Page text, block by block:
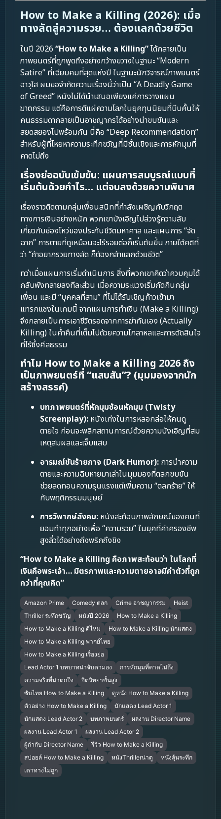
How to Make a Killing (2026): เมื่อ
ทางลัดสู่ความรวย… ต้องแลกด้วยชีวิต
ในปี 2026 “How to Make a Killing”ได้กลายเป็น
ภาพยนตร์ที่ถูกพูดถึงอย่างกว้างขวางในฐานะ “Modern
Satire” ที่เฉียบคมที่สุดแห่งปี ในฐานะนักวิจารณ์ภาพยนตร์
อาวุโส ผมขอจำกัดความเรื่องนี้ว่าเป็น “A Deadly Game
of Greed” หนังไม่ได้นำเสนอเพียงแค่การวางแผน
ฆาตกรรม แต่คือการตีแผ่ความโลภในยุคทุนนิยมที่บีบคั้นให้
คนธรรมดากลายเป็นอาชญากรได้อย่างน่าขบขันและ
สยดสยองไปพร้อมกัน นี่คือ “Deep Recommendation”
สำหรับผู้ที่โหยหาความระทึกขวัญที่มีชั้นเชิงและการหักมุมที่
คาดไม่ถึง
เรื่องย่อฉบับเข้มข้น: แผนการสมบูรณ์แบบที่
เริ่มต้นด้วยกำไร… แต่จบลงด้วยความพินาศ
เรื่องราวติดตามกลุ่มเพื่อนสนิทที่กำลังเผชิญกับวิกฤต
ทางการเงินอย่างหนัก พวกเขาบังเอิญไปล่วงรู้ความลับ
เกี่ยวกับช่องโหว่ของประกันชีวิตมหาศาล และแผนการ “จัด
ฉาก” การตายที่ดูเหมือนจะไร้รอยต่อก็เริ่มต้นขึ้น ภายใต้คติที่
ว่า “ถ้าอยากรวยทางลัด ก็ต้องกล้าแลกด้วยชีวิต”
ทว่าเมื่อแผนการเริ่มดำเนินการ สิ่งที่พวกเขาคิดว่าควบคุมได้
กลับพังทลายลงทีละส่วน เมื่อความระแวงเริ่มกัดกินกลุ่ม
เพื่อน และมี “บุคคลที่สาม” ที่ไม่ได้รับเชิญก้าวเข้ามา
แทรกแซงในเกมนี้ จากแผนการทำเงิน (Make a Killing)
จึงกลายเป็นการเอาชีวิตรอดจากการฆ่ากันเอง (Actually
Killing) ในค่ำคืนที่เต็มไปด้วยความโกลาหลและการตัดสินใจ
ที่ไร้ซึ้งศีลธรรม
ทำไม How to Make a Killing 2026 ถึง
เป็นภาพยนตร์ที่ “แสบสัน”? (มุมมองจากนัก
สร้างสรรค์)
บทภาพยนตร์ที่หักมุมซ้อนหักมุม (Twisty
Screenplay): หนังเก่งในการหลอกล่อให้คนดู
ตายใจ ก่อนจะพลิกสถานการณ์ด้วยความบังเอิญที่สม
เหตุสมผลและเจ็บแสบ
อารมณ์ขันร้ายกาจ (Dark Humor): การนำความ
ตายและความฉิบหายมาเล่าในมุมมองที่ตลกขบขัน
ช่วยลดทอนความรุนแรงแต่เพิ่มความ “ตลกร้าย” ให้
กับพฤติกรรมมนุษย์
การวิพากษ์สังคม: หนังสะท้อนภาพลักษณ์ของคนที่
ยอมทำทุกอย่างเพื่อ “ความรวย” ในยุคที่ค่าครองชีพ
สูงลิ่วได้อย่างถึงพริกถึงขิง
“How to Make a Killing คือภาพสะท้อนว่า ในโลกที่
เงินคือพระเจ้า… มิตรภาพและความตายอาจมีค่าตัวที่ถูก
กว่าที่คุณคิด”
Amazon Prime Comedy ตลก Crime อาชญากรรม
Heist
Thriller ระทึกขวัญ
หนังปี 2026
How to Make a Killing
How to Make a Killing ดีไหม
How to Make a Killing นักแสดง
How to Make a Killing พากย์ไทย
How to Make a Killing เรื่องย่อ
Lead Actor 1 บทบาทน่าจับตามอง
การหักมุมที่คาดไม่ถึง
ความจริงที่น่าตกใจ
จิตวิทยาขั้นสูง
ซับไทย How to Make a Killing
ดูหนัง How to Make a Killing
ตัวอย่าง How to Make a Killing
นักแสดง Lead Actor 1
นักแสดง Lead Actor 2
บทภาพยนตร์
ผลงาน Director Name
ผลงาน Lead Actor 1
ผลงาน Lead Actor 2
ผู้กำกับ Director Name
รีวิว How to Make a Killing
สปอยล์ How to Make a Killing
หนังThrillerน่าดู
หนังลุ้นระทึก
เดาทางไม่ถูก